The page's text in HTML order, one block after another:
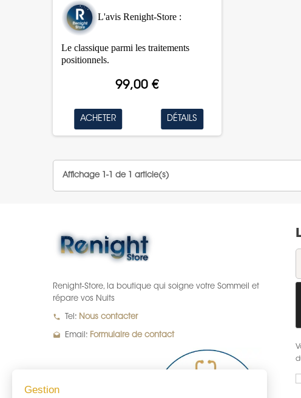
Gestion
99,00 €
L'avis Renight-Store :
Le classique parmi les traitements
positionnels.
ACHETER DÉTAILS
Affichage 1-1 de 1 article(s)
Renight-Store, la boutique qui soigne votre Sommeil et
répare vos Nuits
local_phone Tel: Nous contacter
drafts Email: Formulaire de contact